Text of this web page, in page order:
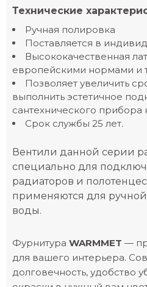
Технические
Ручная полировка
Поставляется в
Высококачественная
европейскими нормами и
Позволяет увеличить
выполнить эстетичное
сантехнического
Срок службы 25 лет.
Вентили данной серии
специально для
радиаторов и
применяются для
воды.
Фурнитура WARMMET —
для вашего интерьера.
долговечность, удобство